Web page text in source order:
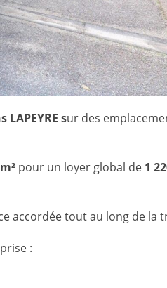
LAPEYRE sur des
pour un loyer global de 1
accordée tout au long de la
: